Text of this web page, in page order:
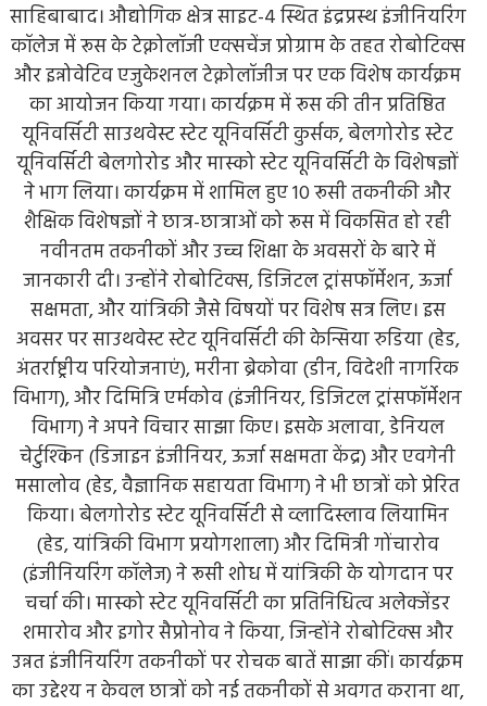
साहिबाबाद। औद्योगिक क्षेत्र साइट-4 स्थित इंद्रप्रस्थ इंजीनियरिंग
कॉलेज में रूस के टेक्नोलॉजी एक्सचेंज प्रोग्राम के तहत रोबोटिक्स
और इन्नोवेटिव एजुकेशनल टेक्नोलॉजीज पर एक विशेष कार्यक्रम
का आयोजन किया गया। कार्यक्रम में रूस की तीन प्रतिष्ठित
यूनिवर्सिटी साउथवेस्ट स्टेट यूनिवर्सिटी कुर्सक, बेलगोरोड स्टेट
यूनिवर्सिटी बेलगोरोड और मास्को स्टेट यूनिवर्सिटी के विशेषज्ञों
ने भाग लिया। कार्यक्रम में शामिल हुए 10 रूसी तकनीकी और
शैक्षिक विशेषज्ञों ने छात्र-छात्राओं को रूस में विकसित हो रही
नवीनतम तकनीकों और उच्च शिक्षा के अवसरों के बारे में
जानकारी दी। उन्होंने रोबोटिक्स, डिजिटल ट्रांसफॉर्मेशन, ऊर्जा
सक्षमता, और यांत्रिकी जैसे विषयों पर विशेष सत्र लिए। इस
अवसर पर साउथवेस्ट स्टेट यूनिवर्सिटी की केन्सिया रुडिया (हेड,
अंतर्राष्ट्रीय परियोजनाएं), मरीना ब्रेकोवा (डीन, विदेशी नागरिक
विभाग), और दिमित्रि एर्मकोव (इंजीनियर, डिजिटल ट्रांसफॉर्मेशन
विभाग) ने अपने विचार साझा किए। इसके अलावा, डेनियल
चेर्टुश्किन (डिजाइन इंजीनियर, ऊर्जा सक्षमता केंद्र) और एवगेनी
मसालोव (हेड, वैज्ञानिक सहायता विभाग) ने भी छात्रों को प्रेरित
किया। बेलगोरोड स्टेट यूनिवर्सिटी से व्लादिस्लाव लियामिन
(हेड, यांत्रिकी विभाग प्रयोगशाला) और दिमित्री गोंचारोव
(इंजीनियरिंग कॉलेज) ने रूसी शोध में यांत्रिकी के योगदान पर
चर्चा की। मास्को स्टेट यूनिवर्सिटी का प्रतिनिधित्व अलेक्जेंडर
शमारोव और इगोर सैप्रोनोव ने किया, जिन्होंने रोबोटिक्स और
उन्नत इंजीनियरिंग तकनीकों पर रोचक बातें साझा कीं। कार्यक्रम
का उद्देश्य न केवल छात्रों को नई तकनीकों से अवगत कराना था,